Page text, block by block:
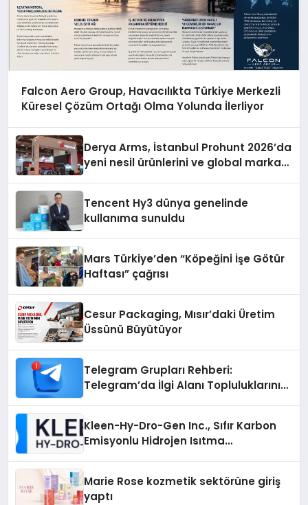
Falcon Aero Group, Havacılıkta Türkiye Merkezli
Küresel Çözüm Ortağı Olma Yolunda İlerliyor
Derya Arms, İstanbul Prohunt 2026’da
yeni nesil ürünlerini ve global marka
Tencent Hy3 dünya genelinde
kullanıma sunuldu
Mars Türkiye’den “Köpeğini İşe Götür
Haftası” çağrısı
Cesur Packaging, Mısır’daki Üretim
Üssünü Büyütüyor
Telegram Grupları Rehberi:
Telegram’da İlgi Alanı Topluluklarını
Kleen-Hy-Dro-Gen Inc., Sıfır Karbon
Emisyonlu Hidrojen Isıtma
Marie Rose kozmetik sektörüne giriş
yaptı